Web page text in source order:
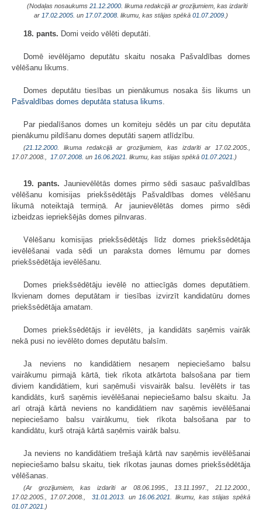
(Nodaļas nosaukums 21.12.2000. likuma redakcijā ar grozījumiem, kas izdarīti
ar 17.02.2005. un 17.07.2008 . likumu, kas stājas spēkā 01.07.2009. )
18. pants. Domi veido vēlēti deputāti.
Domē ievēlējamo deputātu skaitu nosaka Pašvaldības domes
vēlēšanu likums.
Domes deputātu tiesības un pienākumus nosaka šis likums un
Pašvaldības domes deputāta statusa likums.
Par piedalīšanos domes un komiteju sēdēs un par citu deputāta
pienākumu pildīšanu domes deputāti saņem atlīdzību.
(21.12.2000 . likuma redakcijā ar grozījumiem, kas izdarīti ar 17.02.2005.,
17.07.2008., 17.07.2008. un 16.06.2021 . likumu, kas stājas spēkā 01.07.2021. )
19. pants. Jaunievēlētās domes pirmo sēdi sasauc pašvaldības
vēlēšanu komisijas priekšsēdētājs Pašvaldības domes vēlēšanu
likumā noteiktajā termiņā. Ar jaunievēlētās domes pirmo sēdi
izbeidzas iepriekšējās domes pilnvaras.
Vēlēšanu komisijas priekšsēdētājs līdz domes priekšsēdētāja
ievēlēšanai vada sēdi un paraksta domes lēmumu par domes
priekšsēdētāja ievēlēšanu.
Domes priekšsēdētāju ievēlē no attiecīgās domes deputātiem.
Ikvienam domes deputātam ir tiesības izvirzīt kandidatūru domes
priekšsēdētāja amatam.
Domes priekšsēdētājs ir ievēlēts, ja kandidāts saņēmis vairāk
nekā pusi no ievēlēto domes deputātu balsīm.
Ja neviens no kandidātiem nesaņem nepieciešamo balsu
vairākumu pirmajā kārtā, tiek rīkota atkārtota balsošana par tiem
diviem kandidātiem, kuri saņēmuši visvairāk balsu. Ievēlēts ir tas
kandidāts, kurš saņēmis ievēlēšanai nepieciešamo balsu skaitu. Ja
arī otrajā kārtā neviens no kandidātiem nav saņēmis ievēlēšanai
nepieciešamo balsu vairākumu, tiek rīkota balsošana par to
kandidātu, kurš otrajā kārtā saņēmis vairāk balsu.
Ja neviens no kandidātiem trešajā kārtā nav saņēmis ievēlēšanai
nepieciešamo balsu skaitu, tiek rīkotas jaunas domes priekšsēdētāja
vēlēšanas.
(Ar grozījumiem, kas izdarīti ar 08.06.1995., 13.11.1997., 21.12.2000.,
17.02.2005., 17.07.2008., 31.01.2013. un 16.06.2021
. likumu, kas stājas spēkā
01.07.2021. )